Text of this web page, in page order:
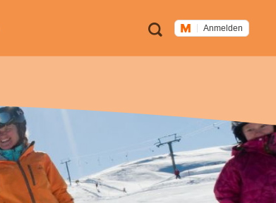
Meta
Navigation
Suche Anmelden